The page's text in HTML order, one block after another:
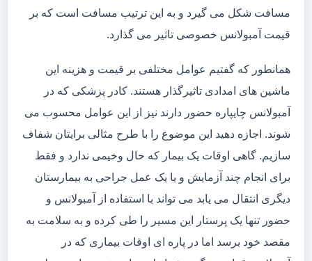
مسافت شکل می گیرد و به این ترتیب مسافت است که بر
قیمت آمبولانس خصوصی تاثیر می گذارد.
همانطور که گفتیم عوامل مختلفی بر قیمت و هزینه این
ماشین های امدادی تاثیرگذار هستند. کادر پزشکی که در
آمبولانس چایپاره حضور دارند نیز از این عوامل محسوب می
شوند. اجازه دهید این موضوع را با طرح مثالی برایتان شفاف
سازیم. گاهی اوقات یک بیمار که حال وخیمی ندارد و فقط
برای انجام چند آزمایش و یا یک عمل جراحی به بیمارستان
دیگری انتقال می یابد می تواند با استفاده از آمبولانس و
حضور تنها یک پرستار این مسیر را طی کرده و به سلامت به
مقصد خود برسد اما در پاره ای اوقات بیماری که در